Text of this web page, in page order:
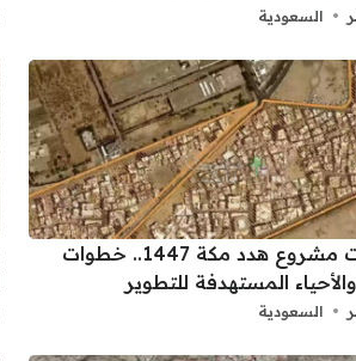
السعودية
تعويضات مشروع هدد مكة 1447.. خطوات
المستهدفة للتطوير
السعودية